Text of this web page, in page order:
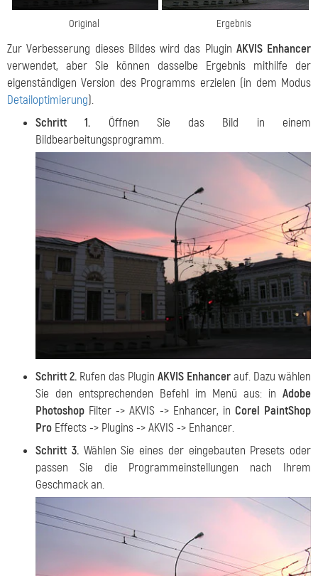
Original Ergebnis
Zur Verbesserung dieses Bildes wird das Plugin AKVIS Enhancer
verwendet, aber Sie können dasselbe Ergebnis mithilfe der
eigenständigen Version des Programms erzielen (in dem Modus
Detailoptimierung).
Schritt 1. Öffnen Sie das Bild in einem
Bildbearbeitungsprogramm.
Schritt 2. Rufen das Plugin AKVIS Enhancerauf. Dazu wählen
Sie den entsprechenden Befehl im Menü aus: in Adobe
Photoshop Filter -> AKVIS -> Enhancer, in Corel PaintShop
Pro Effects -> Plugins -> AKVIS -> Enhancer.
Schritt 3.Wählen Sie eines der eingebauten Presets oder
passen Sie die Programmeinstellungen nach Ihrem
Geschmack an.